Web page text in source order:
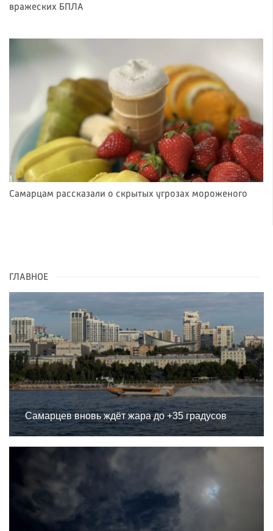
вражеских БПЛА
Самарцам рассказали о скрытых угрозах мороженого
ГЛАВНОЕ
Самарцев вновь ждёт жара до +35 градусов